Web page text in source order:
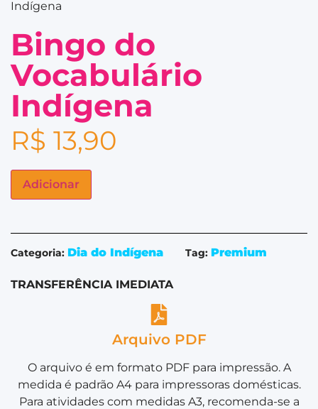
Indígena
Bingo do
Vocabulário
Indígena
R$ 13,90
Adicionar
Categoria: Dia do Indígena Tag: Premium
TRANSFERÊNCIA IMEDIATA
Arquivo PDF
O arquivo é em formato PDF para impressão. A
medida é padrão A4 para impressoras domésticas.
Para atividades com medidas A3, recomenda-se a